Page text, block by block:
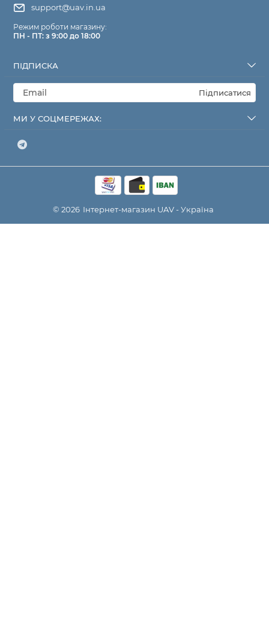
support@uav.in.ua
Режим роботи магазину:
ПН - ПТ: з 9:00 до 18:00
ПІДПИСКА
Підписатися
МИ У СОЦМЕРЕЖАХ:
© 2026 Інтернет-магазин UAV - Україна